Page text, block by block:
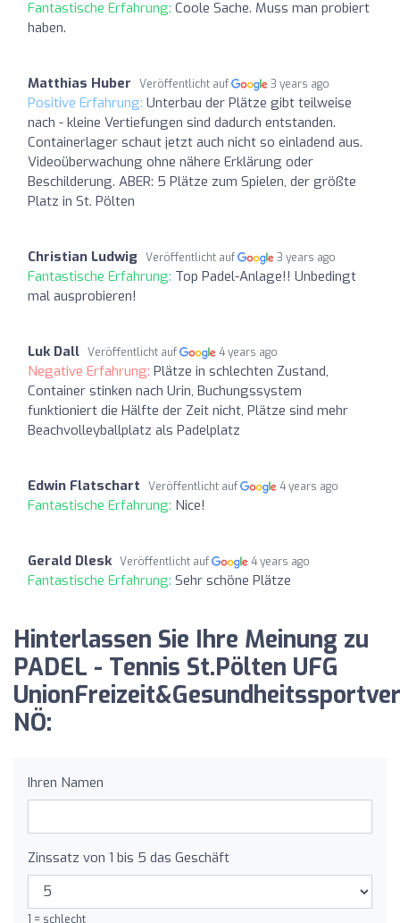
Fantastische Erfahrung: Coole Sache. Muss man probiert
haben.
Matthias Huber Veröffentlicht auf 3 years ago
Positive Erfahrung: Unterbau der Plätze gibt teilweise
nach - kleine Vertiefungen sind dadurch entstanden.
Containerlager schaut jetzt auch nicht so einladend aus.
Videoüberwachung ohne nähere Erklärung oder
Beschilderung. ABER: 5 Plätze zum Spielen, der größte
Platz in St. Pölten
Christian Ludwig Veröffentlicht auf 3 years ago
Fantastische Erfahrung: Top Padel-Anlage!! Unbedingt
mal ausprobieren!
Luk Dall Veröffentlicht auf 4 years ago
Negative Erfahrung: Plätze in schlechten Zustand,
Container stinken nach Urin, Buchungssystem
funktioniert die Hälfte der Zeit nicht, Plätze sind mehr
Beachvolleyballplatz als Padelplatz
Edwin Flatschart Veröffentlicht auf 4 years ago
Fantastische Erfahrung: Nice!
Gerald Dlesk Veröffentlicht auf 4 years ago
Fantastische Erfahrung: Sehr schöne Plätze
Hinterlassen Sie Ihre Meinung zu
PADEL - Tennis St.Pölten UFG
NÖ:
Ihren Namen
Zinssatz von 1 bis 5 das Geschäft
1 = schlecht